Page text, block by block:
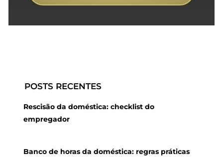
POSTS RECENTES
Rescisão da doméstica: checklist do
empregador
Banco de horas da doméstica: regras práticas